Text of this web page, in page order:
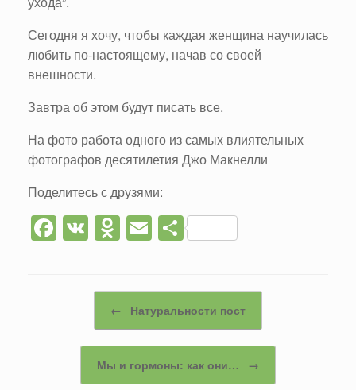
Сегодня я хочу, чтобы каждая женщина научилась
любить по-настоящему, начав со своей
внешности.
Завтра об этом будут писать все.
На фото работа одного из самых влиятельных
фотографов десятилетия Джо Макнелли
Поделитесь с друзями:
F V O
o
kl
a
ss
E О
а
в
и
ть
← Натуральности пост
Мы и гормоны: как они… →